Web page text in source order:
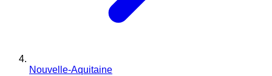
Nouvelle-Aquitaine